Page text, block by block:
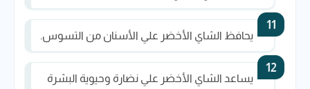
يحافظ الشاي الأخضر علي الأسنان من التسوس.
يساعد الشاي الأخضر علي نضارة وحيوية البشرة